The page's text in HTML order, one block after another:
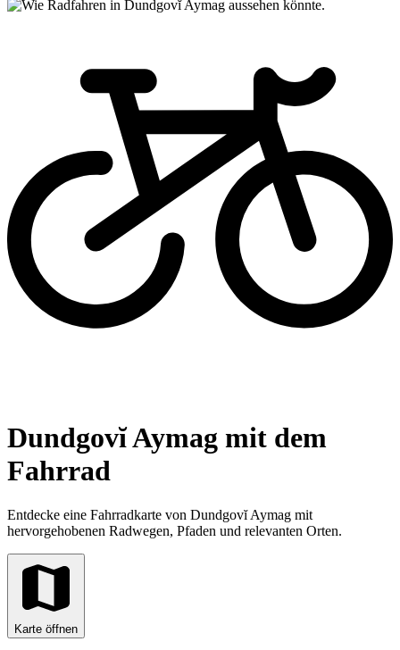
Dundgovĭ Aymag mit dem
Fahrrad
Entdecke eine Fahrradkarte von Dundgovĭ Aymag mit
hervorgehobenen Radwegen, Pfaden und relevanten Orten.
Karte öffnen